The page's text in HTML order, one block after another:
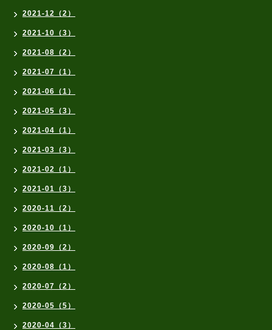
2021-12（2）
2021-10（3）
2021-08（2）
2021-07（1）
2021-06（1）
2021-05（3）
2021-04（1）
2021-03（3）
2021-02（1）
2021-01（3）
2020-11（2）
2020-10（1）
2020-09（2）
2020-08（1）
2020-07（2）
2020-05（5）
2020-04（3）